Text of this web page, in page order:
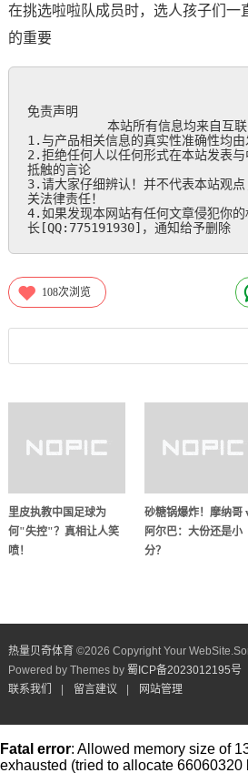
在挑选啦啦队成员时，选人孩子们一
的重要
免责声明
本站所有信息均来自互联
1.与产品相关信息的真实性准确性均由
2.拒绝任何人以任何形式在本站发表
抵触的言论
3.请大家仔细辨认！并不代表本站观
关法律责任！
4.如果发现本网站有任何文章侵犯你
长[QQ:775191930]，通知给予删除
108次浏览
里皮执教中国足球为
何"失控"？真相让人笑
喷！
砂糖锅爆炸！摩纳哥
阿尔巴：大份还是小
分？
热量贝奇体育 ©2026 Copyright Your
Powered by Themes by 蜀ICP备2023012195号
联系我们
留言建议 网站管理
Fatal error: Allowed memory size of
exhausted (tried to allocate 66060320